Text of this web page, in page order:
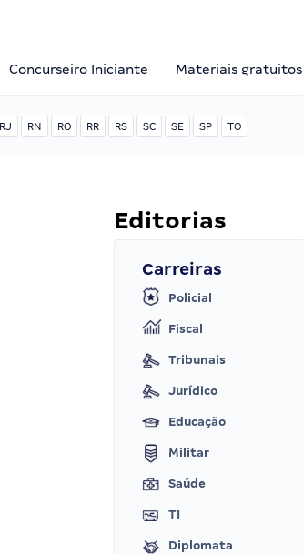
Concurseiro Iniciante Materiais gratuitos
RJ RN RO RR RS SC SE SP TO
Editorias
Carreiras
Policial
Fiscal
Tribunais
Jurídico
Educação
Militar
Saúde
TI
Diplomata